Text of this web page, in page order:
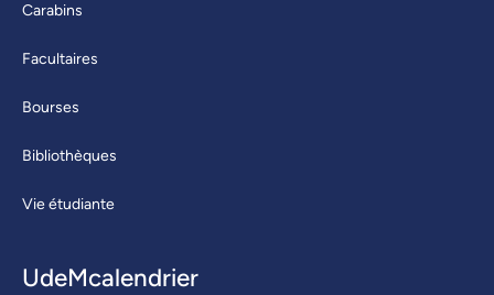
Carabins
Facultaires
Bourses
Bibliothèques
Vie étudiante
UdeMcalendrier